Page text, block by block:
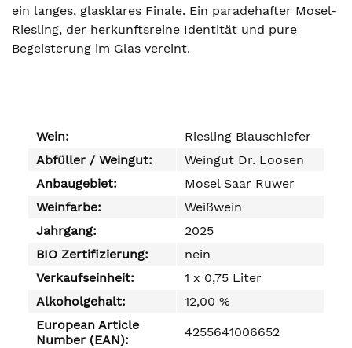
ein langes, glasklares Finale. Ein paradehafter Mosel-
Riesling, der herkunftsreine Identität und pure
Begeisterung im Glas vereint.
Wein:
Riesling Blauschiefer
Abfüller / Weingut:
Weingut Dr. Loosen
Anbaugebiet:
Mosel Saar Ruwer
Weinfarbe:
Weißwein
Jahrgang:
2025
BIO Zertifizierung:
nein
Verkaufseinheit:
1 x 0,75 Liter
Alkoholgehalt:
12,00 %
European Article
Number (EAN):
4255641006652